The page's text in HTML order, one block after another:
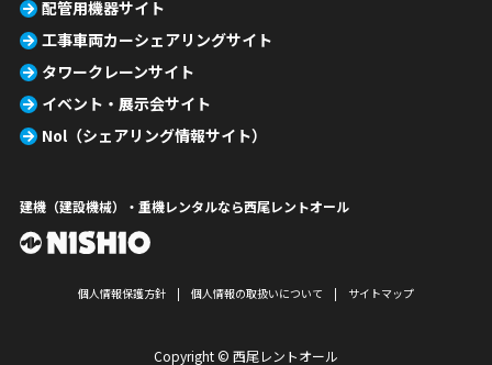
配管用機器サイト
工事車両カーシェアリングサイト
タワークレーンサイト
イベント・展示会サイト
Nol（シェアリング情報サイト）
建機（建設機械）・重機レンタルなら西尾レントオール
個人情報保護方針 個人情報の取扱いについて サイトマップ
Copyright © 西尾レントオール